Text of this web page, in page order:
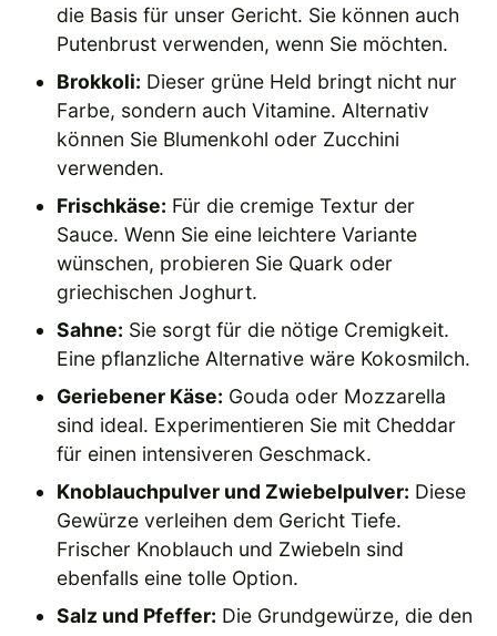
die Basis für unser Gericht. Sie können auch
Putenbrust verwenden, wenn Sie möchten.
Brokkoli: Dieser grüne Held bringt nicht nur
Farbe, sondern auch Vitamine. Alternativ
können Sie Blumenkohl oder Zucchini
verwenden.
Frischkäse: Für die cremige Textur der
Sauce. Wenn Sie eine leichtere Variante
wünschen, probieren Sie Quark oder
griechischen Joghurt.
Sahne: Sie sorgt für die nötige Cremigkeit.
Eine pflanzliche Alternative wäre Kokosmilch.
Geriebener Käse: Gouda oder Mozzarella
sind ideal. Experimentieren Sie mit Cheddar
für einen intensiveren Geschmack.
Knoblauchpulver und Zwiebelpulver: Diese
Gewürze verleihen dem Gericht Tiefe.
Frischer Knoblauch und Zwiebeln sind
ebenfalls eine tolle Option.
Salz und Pfeffer: Die Grundgewürze, die den